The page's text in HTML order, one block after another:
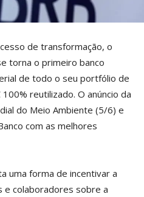
de transformação, o
torna o primeiro banco
de todo o seu portfólio de
reutilizado. O anúncio da
do Meio Ambiente (5/6) e
com as melhores
uma forma de incentivar a
e colaboradores sobre a